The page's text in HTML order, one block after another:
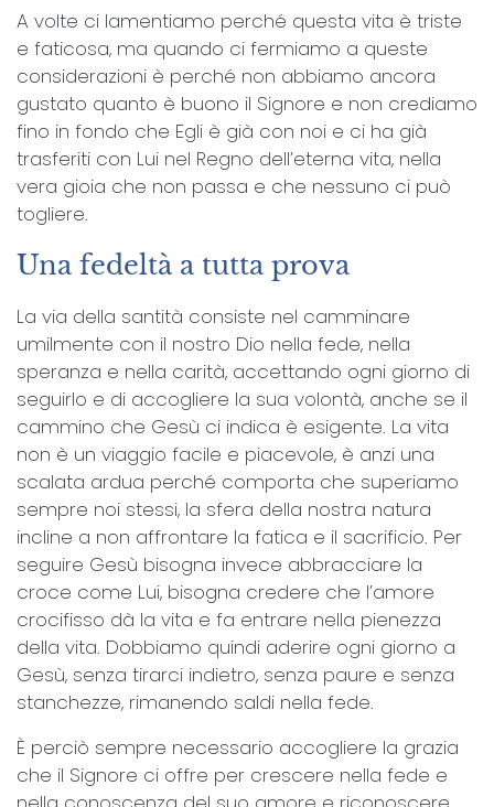
A volte ci lamentiamo perché questa vita è triste
e faticosa, ma quando ci fermiamo a queste
considerazioni è perché non abbiamo ancora
gustato quanto è buono il Signore e non crediamo
fino in fondo che Egli è già con noi e ci ha già
trasferiti con Lui nel Regno dell’eterna vita, nella
vera gioia che non passa e che nessuno ci può
togliere.
Una fedeltà a tutta prova
La via della santità consiste nel camminare
umilmente con il nostro Dio nella fede, nella
speranza e nella carità, accettando ogni giorno di
seguirlo e di accogliere la sua volontà, anche se il
cammino che Gesù ci indica è esigente. La vita
non è un viaggio facile e piacevole, è anzi una
scalata ardua perché comporta che superiamo
sempre noi stessi, la sfera della nostra natura
incline a non affrontare la fatica e il sacrificio. Per
seguire Gesù bisogna invece abbracciare la
croce come Lui, bisogna credere che l’amore
crocifisso dà la vita e fa entrare nella pienezza
della vita. Dobbiamo quindi aderire ogni giorno a
Gesù, senza tirarci indietro, senza paure e senza
stanchezze, rimanendo saldi nella fede.
È perciò sempre necessario accogliere la grazia
che il Signore ci offre per crescere nella fede e